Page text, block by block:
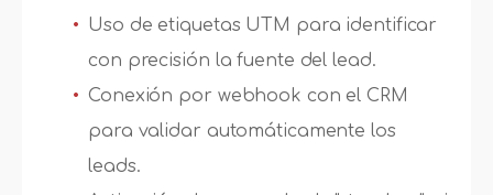
Uso de etiquetas UTM para identificar
con precisión la fuente del lead.
Conexión por webhook con el CRM
para validar automáticamente los
leads.